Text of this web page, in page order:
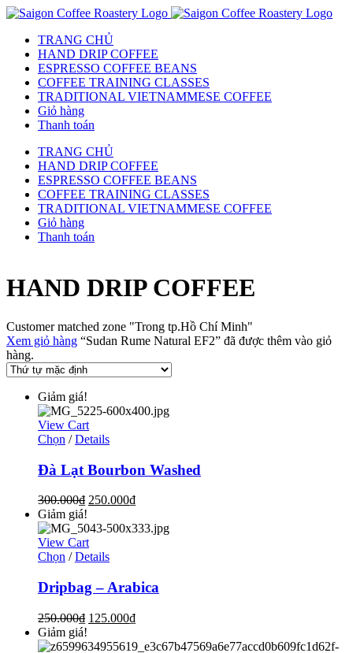
TRANG CHỦ
HAND DRIP COFFEE
ESPRESSO COFFEE BEANS
COFFEE TRAINING CLASSES
TRADITIONAL VIETNAMMESE COFFEE
Giỏ hàng
Thanh toán
TRANG CHỦ
HAND DRIP COFFEE
ESPRESSO COFFEE BEANS
COFFEE TRAINING CLASSES
TRADITIONAL VIETNAMMESE COFFEE
Giỏ hàng
Thanh toán
HAND DRIP COFFEE
Customer matched zone "Trong tp.Hồ Chí Minh"
Xem giỏ hàng “Sudan Rume Natural EF2” đã được thêm vào giỏ
hàng.
Giảm giá!
View Cart
Chọn / Details
Đà Lạt Bourbon Washed
300.000₫ 250.000₫
Giảm giá!
View Cart
Chọn / Details
Dripbag – Arabica
250.000₫ 125.000₫
Giảm giá!